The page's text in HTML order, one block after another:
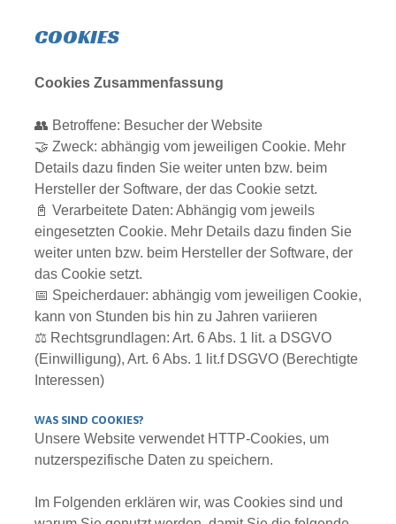
COOKIES
Cookies Zusammenfassung
👥 Betroffene: Besucher der Website
🤝 Zweck: abhängig vom jeweiligen Cookie. Mehr
Details dazu finden Sie weiter unten bzw. beim
Hersteller der Software, der das Cookie setzt.
📓 Verarbeitete Daten: Abhängig vom jeweils
eingesetzten Cookie. Mehr Details dazu finden Sie
weiter unten bzw. beim Hersteller der Software, der
das Cookie setzt.
📅 Speicherdauer: abhängig vom jeweiligen Cookie,
kann von Stunden bis hin zu Jahren variieren
⚖️ Rechtsgrundlagen: Art. 6 Abs. 1 lit. a DSGVO
(Einwilligung), Art. 6 Abs. 1 lit.f DSGVO (Berechtigte
Interessen)
WAS SIND COOKIES?
Unsere Website verwendet HTTP-Cookies, um
nutzerspezifische Daten zu speichern.
Im Folgenden erklären wir, was Cookies sind und